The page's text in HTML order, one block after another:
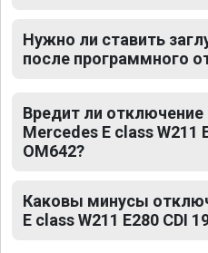
Нужно ли ставить
после программного
Вредит ли
Mercedes E class W211
OM642?
Каковы минусы
E class W211 E280 CDI